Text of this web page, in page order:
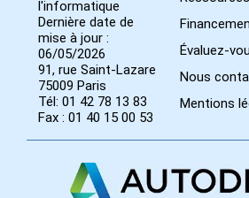
l'informatique
Dernière date de
mise à jour :
06/05/2026
91, rue Saint-Lazare
75009 Paris
Tél: 01 42 78 13 83
Fax : 01 40 15 00 53
Évaluez-
Nous
Mentions